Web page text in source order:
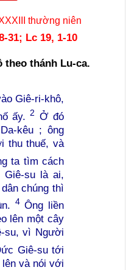
thường niên
31; Lc 19, 1-10
theo thánh Lu-ca.
Giê-ri-khô,
ấy.2 Ở đó
kêu ; ông
thu thuế, và
ta tìm cách
su là ai,
chúng thì
4Ông liền
lên một cây
su, vì Người
Giê-su tới
và nói với